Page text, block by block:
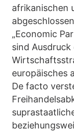
afrikanischen
„Economic
sind Ausdruck
europäisches
De facto